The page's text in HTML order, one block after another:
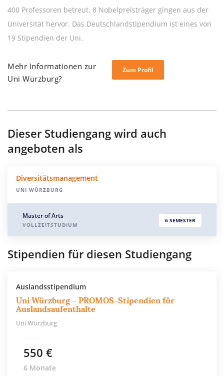
400 Professoren betreut. 8 Nobelpreisträger gingen aus der
Universität hervor. Das Deutschlandstipendium ist eines von
19 Stipendien der Uni.
Mehr Informationen zur
Uni Würzburg?
Zum Profil
Dieser Studiengang wird auch
angeboten als
Diversitätsmanagement
UNI WÜRZBURG
Master of Arts
VOLLZEITSTUDIUM
6 SEMESTER
Stipendien für diesen Studiengang
Auslandsstipendium
Uni Würzburg – PROMOS-Stipendien für
Auslandsaufenthalte
Uni Würzburg
550 €
6 Monate